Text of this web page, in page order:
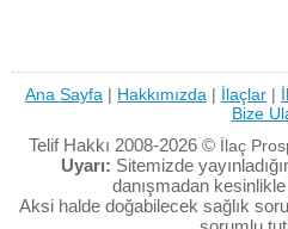
Ana Sayfa | Hakkımızda | İlaçlar |
Bize
Telif Hakkı 2008-2026 © İlaç
Uyarı: Sitemizde
danışmadan
Aksi halde doğabilecek sağlık